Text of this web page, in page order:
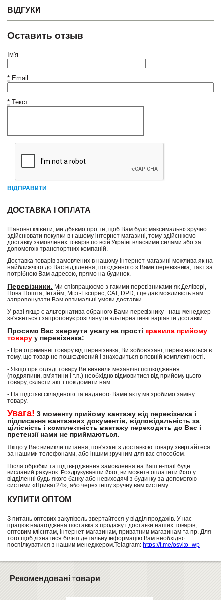
ВІДГУКИ
Оставить отзыв
Ім'я
* Email
* Текст
ВІДПРАВИТИ
ДОСТАВКА І ОПЛАТА
Шановні клієнти, ми дбаємо про те, щоб Вам було максимально зручно
здійснювати покупки в нашому інтернет магазині, тому здійснюємо
доставку замовлених товарів по всій Україні власними силами або за
допомогою транспортних компаній.
Доставка товарів замовлених в нашому інтернет-магазині можлива як на
найближчого до Вас відділення, погодженого з Вами перевізника, так і за
потрібною Вам адресою, прямо на будинок.
Перевізники. Ми співпрацюємо з такими перевізниками як Делівері,
Нова Пошта, Інтайм, Міст-Експрес, САТ, DPD, і це дає можливість нам
запропонувати Вам оптимальні умови доставки.
У разі якщо є альтернатива обраного Вами перевізнику - наш менеджер
зв'яжеться і запропонує розглянути альтернативні варіанти доставки.
Просимо Вас звернути увагу на прості правила прийому
товару у перевізника:
- При отриманні товару від перевізника, Ви зобов'язані, переконається в
тому, що товар не пошкоджений і знаходиться в повній комплектності.
- Якщо при огляді товару Ви виявили механічні пошкодження
(подряпини, вм'ятини і т.п.) необхідно відмовитися від прийому цього
товару, скласти акт і повідомити нам.
- На підставі складеного та наданого Вами акту ми зробимо заміну
товару.
Увага! З моменту прийому вантажу від перевізника і
підписання вантажних документів, відповідальність за
цілісність і комплектність вантажу переходить до Вас і
претензії нами не приймаються.
Якщо у Вас виникли питання, пов'язані з доставкою товару звертайтеся
за нашими телефонами, або іншим зручним для вас способом.
Після обробки та підтвердження замовлення на Ваш e-mail буде
висланий рахунок. Роздрукувавши його, ви можете оплатити його у
відділенні будь-якого банку або невиходячі з будинку за допомогою
системи «Приват24», або через іншу зручну вам систему.
КУПИТИ ОПТОМ
З питань оптових закупівель звертайтеся у відділ продажів. У нас
працює налагоджена поставка з продажу і доставки наших товарів,
оптовим клієнтам, інтернет магазинам, приватним магазинам та пр. Для
того щоб дізнатися більш детальну інформацію Вам необхідно
поспілкуватися з нашим менеджером.Telagram: https://t.me/osvito_wp
Рекомендовані товари